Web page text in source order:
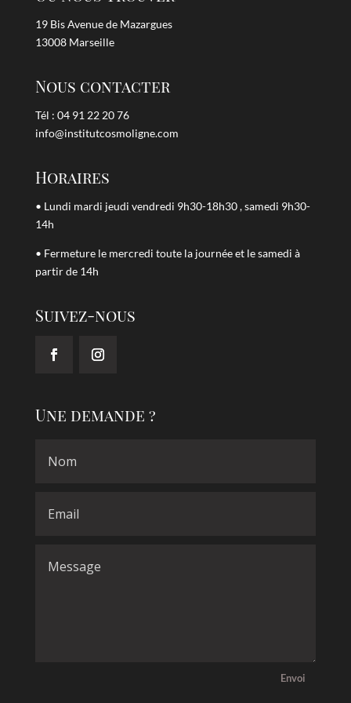
19 Bis Avenue de Mazargues
13008 Marseille
Nous contacter
Tél : 04 91 22 20 76
info@institutcosmoligne.com
Horaires
• Lundi mardi jeudi vendredi 9h30-18h30 , samedi 9h30-
14h
• Fermeture le mercredi toute la journée et le samedi à
partir de 14h
Suivez-nous
Une demande ?
Envoi